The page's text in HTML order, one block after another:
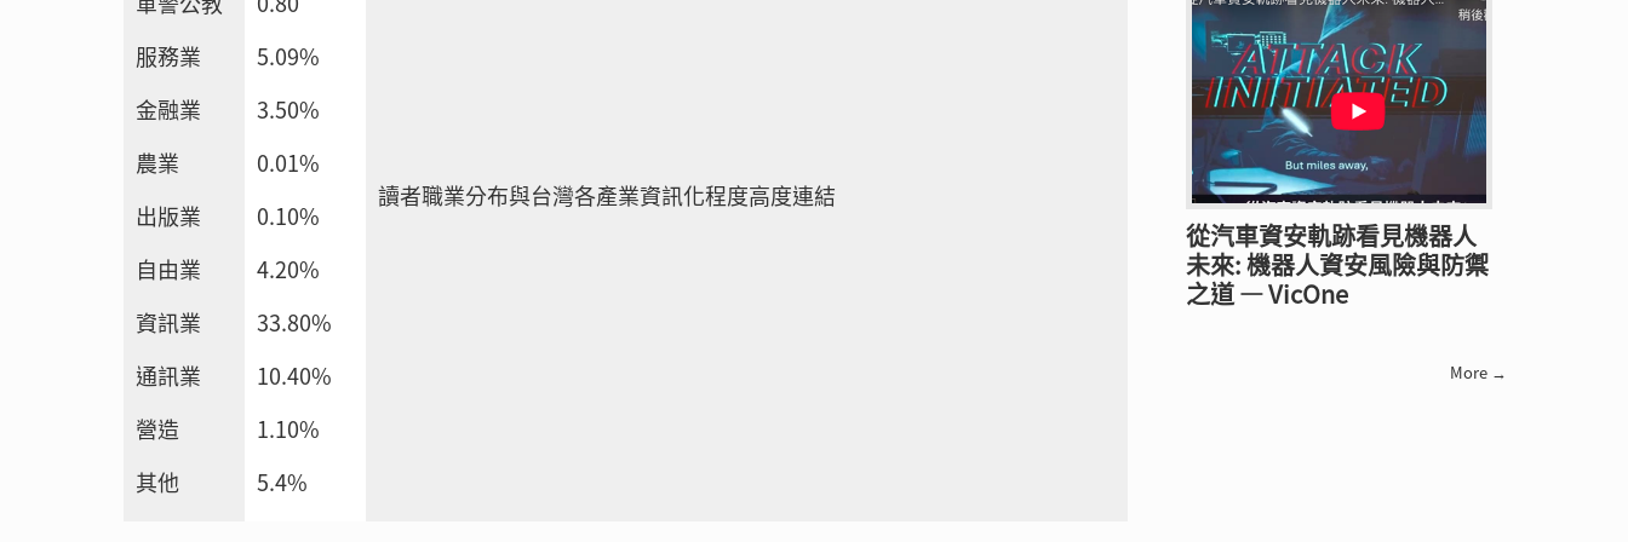
讀者職業分布與台灣各產業資訊化程度高度連結
服務業
5.09%
金融業
3.50%
農業
0.01%
出版業
0.10%
自由業
4.20%
資訊業
33.80%
通訊業
10.40%
營造
1.10%
其他
5.4%
從汽車資安軌跡看見機器人
未來: 機器人資安風險與防禦
之道 — VicOne
More →